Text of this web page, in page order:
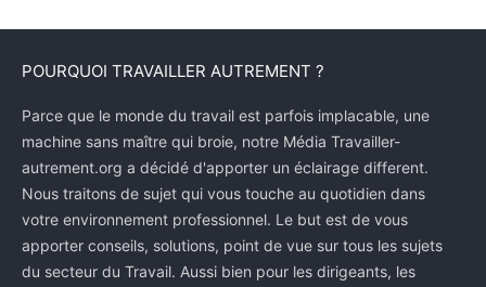
POURQUOI TRAVAILLER AUTREMENT ?
Parce que le monde du travail est parfois implacable, une
machine sans maître qui broie, notre Média Travailler-
autrement.org a décidé d'apporter un éclairage different.
Nous traitons de sujet qui vous touche au quotidien dans
votre environnement professionnel. Le but est de vous
apporter conseils, solutions, point de vue sur tous les sujets
du secteur du Travail. Aussi bien pour les dirigeants, les